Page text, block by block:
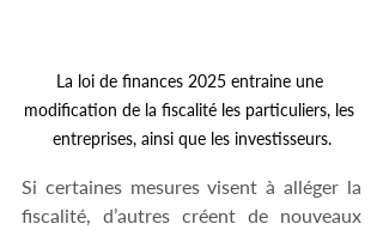
La loi de finances 2025 entraine une
modification de la fiscalité les particuliers, les
entreprises, ainsi que les investisseurs.
Si certaines mesures visent à alléger la
fiscalité, d’autres créent de nouveaux